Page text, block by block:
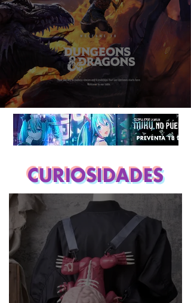
DUNGEONS & DRAGONS ¿TE ATREVES?
CURIOSIDADES